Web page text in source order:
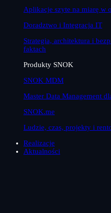
Aplikacje szyte na miarę w
Doradztwo i Integracja IT
Strategia, architektura i
faktach
Produkty SNOK
SNOK MDM
Master Data Management
SNOK.me
Ludzie, czas, projekty i
Realizacje
Aktualności